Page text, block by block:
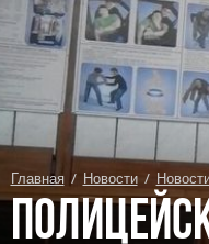
Главная / Новости /